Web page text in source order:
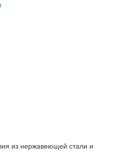
из нержавеющей стали и